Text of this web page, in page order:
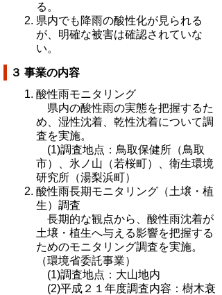
る。
県内でも降雨の酸性化が見られる
が、明確な被害は確認されていな
い。
３ 事業の内容
酸性雨モニタリング
県内の酸性雨の実態を把握するた
め、湿性沈着、乾性沈着について調
査を実施。
(1)調査地点：鳥取保健所（鳥取
市）、氷ノ山（若桜町）、衛生環境
研究所（湯梨浜町）
酸性雨長期モニタリング（土壌・植
生）調査
長期的な観点から、酸性雨沈着が
土壌・植生へ与える影響を把握する
ためのモニタリング調査を実施。
（環境省委託事業）
(1)調査地点：大山地内
(2)平成２１年度調査内容：樹木衰